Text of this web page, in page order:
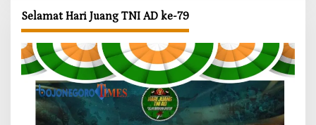
Selamat Hari Juang TNI AD ke-79